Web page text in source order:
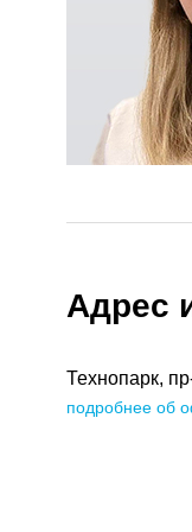
Адрес
Технопарк,
подробнее об